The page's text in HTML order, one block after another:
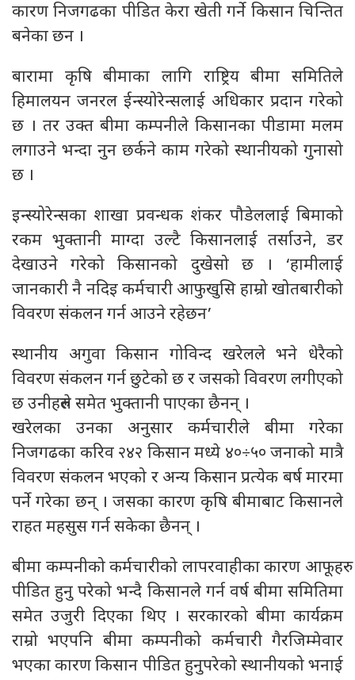
कारण निजगढका पीडित केरा खेती गर्ने किसान चिन्तित
बनेका छन ।
बारामा कृषि बीमाका लागि राष्ट्रिय बीमा समितिले
हिमालयन जनरल ईन्स्योरेन्सलाई अधिकार प्रदान गरेको
छ । तर उक्त बीमा कम्पनीले किसानका पीडामा मलम
लगाउने भन्दा नुन छर्कने काम गरेको स्थानीयको गुनासो
छ ।
इन्स्योरेन्सका शाखा प्रवन्धक शंकर पौडेललाई बिमाको
रकम भुक्तानी माग्दा उल्टै किसानलाई तर्साउने, डर
देखाउने गरेको किसानको दुखेसो छ । ‘हामीलाई
जानकारी नै नदिइ कर्मचारी आफुखुसि हाम्रो खोतबारीको
विवरण संकलन गर्न आउने रहेछन’
स्थानीय अगुवा किसान गोविन्द खरेलले भने धेरैको
विवरण संकलन गर्न छुटेको छ र जसको विवरण लगीएको
छ उनीहरुले समेत भुक्तानी पाएका छैनन् ।
खरेलका उनका अनुसार कर्मचारीले बीमा गरेका
निजगढका करिव २४२ किसान मध्ये ४०÷५० जनाको मात्रै
विवरण संकलन भएको र अन्य किसान प्रत्येक बर्ष मारमा
पर्ने गरेका छन् । जसका कारण कृषि बीमाबाट किसानले
राहत महसुस गर्न सकेका छैनन् ।
बीमा कम्पनीको कर्मचारीको लापरवाहीका कारण आफूहरु
पीडित हुनु परेको भन्दै किसानले गर्न वर्ष बीमा समितिमा
समेत उजुरी दिएका थिए । सरकारको बीमा कार्यक्रम
राम्रो भएपनि बीमा कम्पनीको कर्मचारी गैरजिम्मेवार
भएका कारण किसान पीडित हुनुपरेको स्थानीयको भनाई